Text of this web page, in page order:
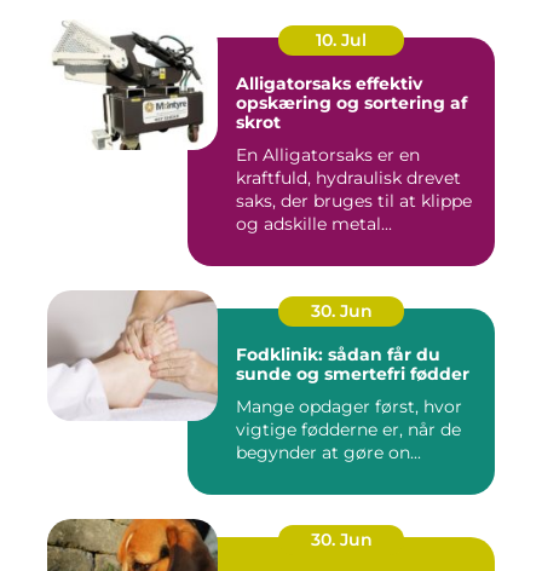
10. Jul
Alligatorsaks effektiv
opskæring og sortering af
skrot
En Alligatorsaks er en
kraftfuld, hydraulisk drevet
saks, der bruges til at klippe
og adskille metal...
30. Jun
Fodklinik: sådan får du
sunde og smertefri fødder
Mange opdager først, hvor
vigtige fødderne er, når de
begynder at gøre on...
30. Jun